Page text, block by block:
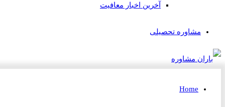
آخرین اخبار معافیت
مشاوره تحصیلی
Home